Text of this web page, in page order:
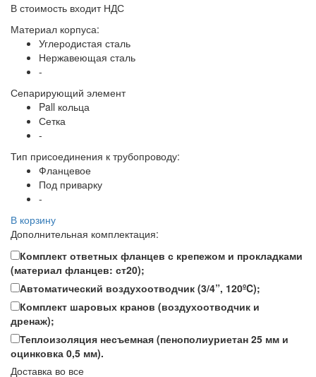
В стоимость входит НДС
Материал корпуса:
Углеродистая сталь
Нержавеющая сталь
-
Сепарирующий элемент
Pall кольца
Сетка
-
Тип присоединения к трубопроводу:
Фланцевое
Под приварку
-
В корзину
Дополнительная комплектация:
Комплект ответных фланцев с крепежом и прокладками
(материал фланцев: ст20);
Автоматический воздухоотводчик (3/4”, 120ºC);
Комплект шаровых кранов (воздухоотводчик и
дренаж);
Теплоизоляция несъемная (пенополиуриетан 25 мм и
оцинковка 0,5 мм).
Доставка во все